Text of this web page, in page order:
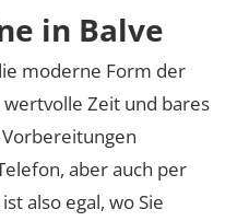
in Balve
moderne Form der
wertvolle Zeit und bares
aber auch per
also egal, wo Sie